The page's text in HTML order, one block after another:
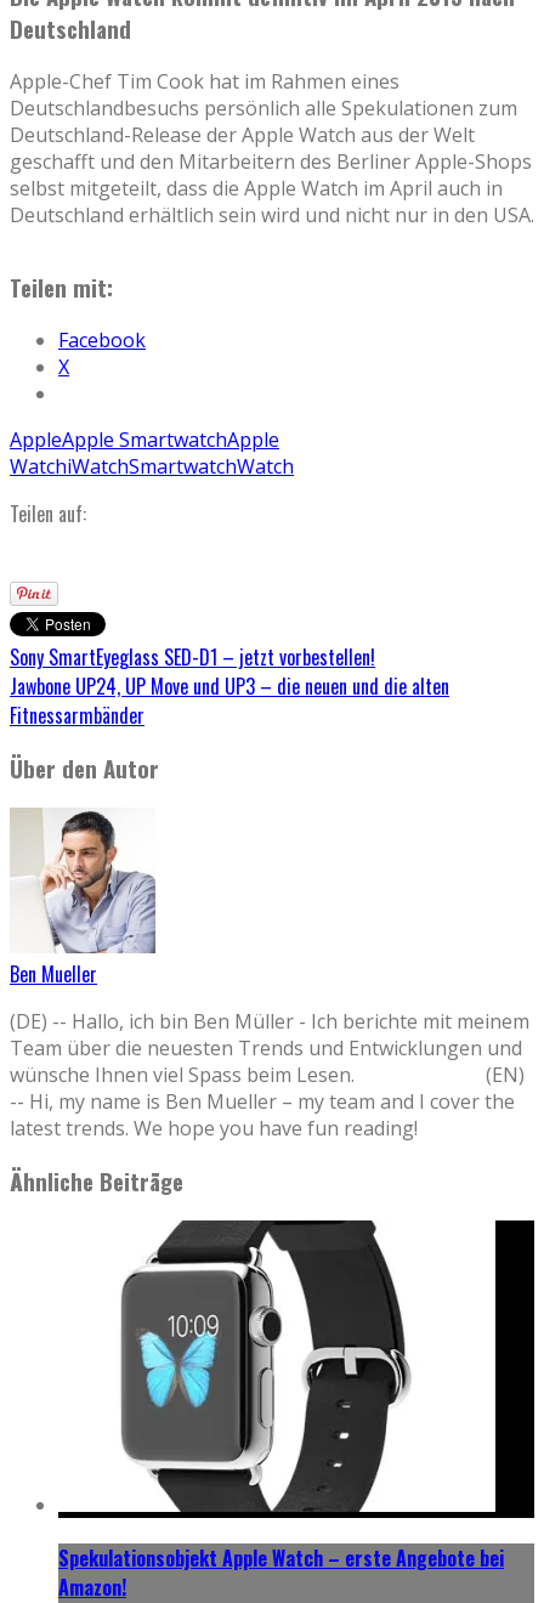
Deutschland
Apple-Chef Tim Cook hat im Rahmen eines
Deutschlandbesuchs persönlich alle Spekulationen zum
Deutschland-Release der Apple Watch aus der Welt
geschafft und den Mitarbeitern des Berliner Apple-Shops
selbst mitgeteilt, dass die Apple Watch im April auch in
Deutschland erhältlich sein wird und nicht nur in den USA.
Teilen mit:
Facebook
X
AppleApple SmartwatchApple
WatchiWatchSmartwatchWatch
Teilen auf:
Sony SmartEyeglass SED-D1 – jetzt vorbestellen!
Jawbone UP24, UP Move und UP3 – die neuen und die alten
Fitnessarmbänder
Über den Autor
Ben Mueller
(DE) -- Hallo, ich bin Ben Müller - Ich berichte mit meinem
Team über die neuesten Trends und Entwicklungen und
wünsche Ihnen viel Spass beim Lesen. (EN)
-- Hi, my name is Ben Mueller – my team and I cover the
latest trends. We hope you have fun reading!
Ähnliche Beiträge
Spekulationsobjekt Apple Watch – erste Angebote bei
Amazon!